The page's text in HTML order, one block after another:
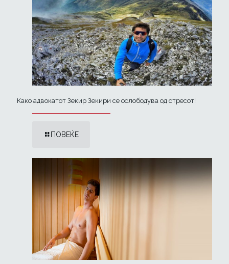
Како адвокатот Зекир Зекири се ослободува од стресот!
ПОВЕЌЕ